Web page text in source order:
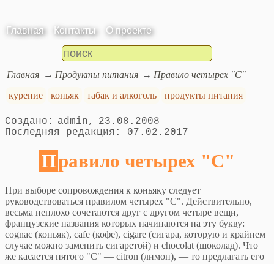
Главная Контакты О проекте
Главная Продукты питания
Правило четырех "С"
курение
коньяк табак и алкоголь продукты питания
admin
23.08.2008
07.02.2017
Правило четырех "С"
При выборе сопровождения к коньяку следует
руководствоваться правилом четырех "С". Действительно,
весьма неплохо сочетаются друг с другом четыре вещи,
французские названия которых начинаются на эту букву:
cognac (коньяк), cafe (кофе), cigare (сигара, которую и крайнем
случае можно заменить сигаретой) и chocolat (шоколад). Что
же касается пятого "С" — citron (лимон), — то предлагать его